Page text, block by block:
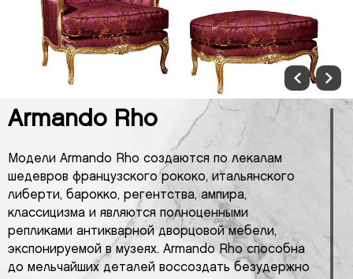
Armando Rho
Модели Armando Rho создаются по лекалам
шедевров французского рококо, итальянского
либерти, барокко, регентства, ампира,
классицизма и являются полноценными
репликами антикварной дворцовой мебели,
экспонируемой в музеях. Armando Rho способна
до мельчайших деталей воссоздать безудержно